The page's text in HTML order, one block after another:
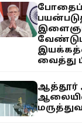
வேண்டும்
வைத்து
ஆத்தூர்
ஆலையில்